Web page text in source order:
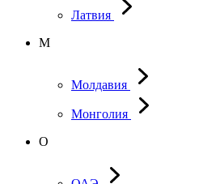
Латвия
М
Молдавия
Монголия
О